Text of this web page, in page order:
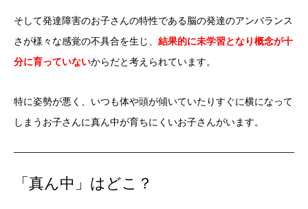
そして発達障害のお子さんの特性である脳の発達のアンバランス
さが様々な感覚の不具合を生じ、 結果的に未学習となり概念が十
分に育っていないからだと考えられています。
特に姿勢が悪く、いつも体や頭が傾いていたりすぐに横になって
しまうお子さんに真ん中が育ちにくいお子さんがいます。
「真ん中」はどこ？